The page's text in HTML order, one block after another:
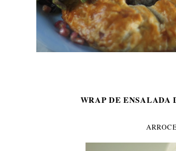
WRAP DE ENSALADA